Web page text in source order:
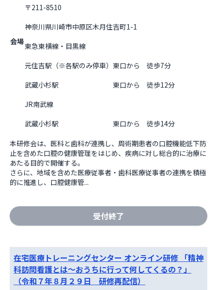
会場
〒211-8510
神奈川県川崎市中原区木月住吉町1-1
東急東横線・目黒線
元住吉駅（※各駅のみ停車）東口から　徒歩7分
武蔵小杉駅　　　　　　　　東口から　徒歩12分
JR南武線
武蔵小杉駅　　　　　　　　東口から　徒歩14分
本研修会は、医科と歯科が連携し、周術期患者の口腔機能低下防
止を含めた口腔の健康管理をはじめ、疾病に対し総合的に治療に
あたる目的で開催する。
さらに、地域を含めた医療従事者・歯科医療従事者の連携を積極
的に推進し、口腔健康管...
受付終了
在宅医療トレーニングセンター オンライン研修 「精神
科訪問看護とは～おうちに行って何してくるの？」
（令和７年８月２９日 研修再配信）